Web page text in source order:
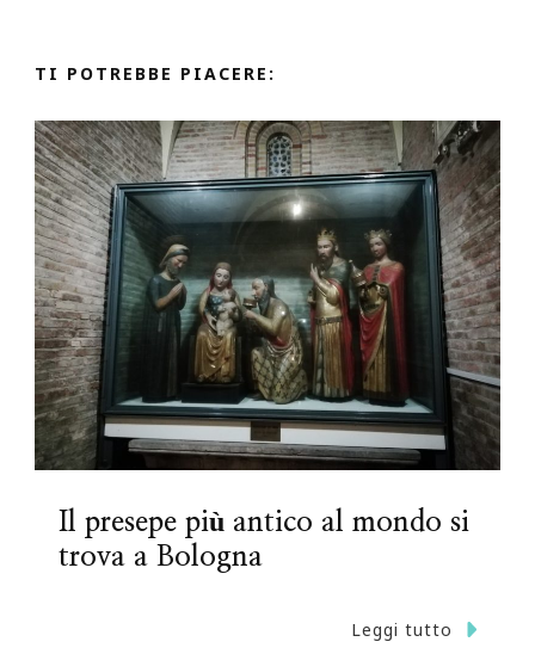
TI POTREBBE PIACERE:
Il presepe più antico al mondo si
trova a Bologna
Leggi tutto